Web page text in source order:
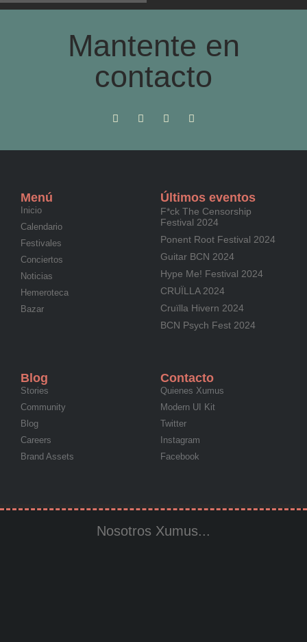
Mantente en
contacto
Menú
Inicio
Calendario
Festivales
Conciertos
Noticias
Hemeroteca
Bazar
Últimos eventos
F*ck The Censorship
Festival 2024
Ponent Root Festival 2024
Guitar BCN 2024
Hype Me! Festival 2024
CRUÏLLA 2024
Cruïlla Hivern 2024
BCN Psych Fest 2024
Blog
Stories
Community
Blog
Careers
Brand Assets
Contacto
Quienes Xumus
Modern UI Kit
Twitter
Instagram
Facebook
Nosotros Xumus...